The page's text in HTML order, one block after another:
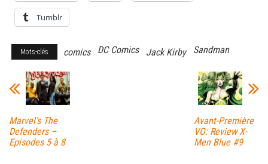
Tumblr
Mots-clés comics DC Comics Jack Kirby Sandman
Marvel’s The
Defenders –
Episodes 5 à 8
Avant-Première
VO: Review X-
Men Blue #9